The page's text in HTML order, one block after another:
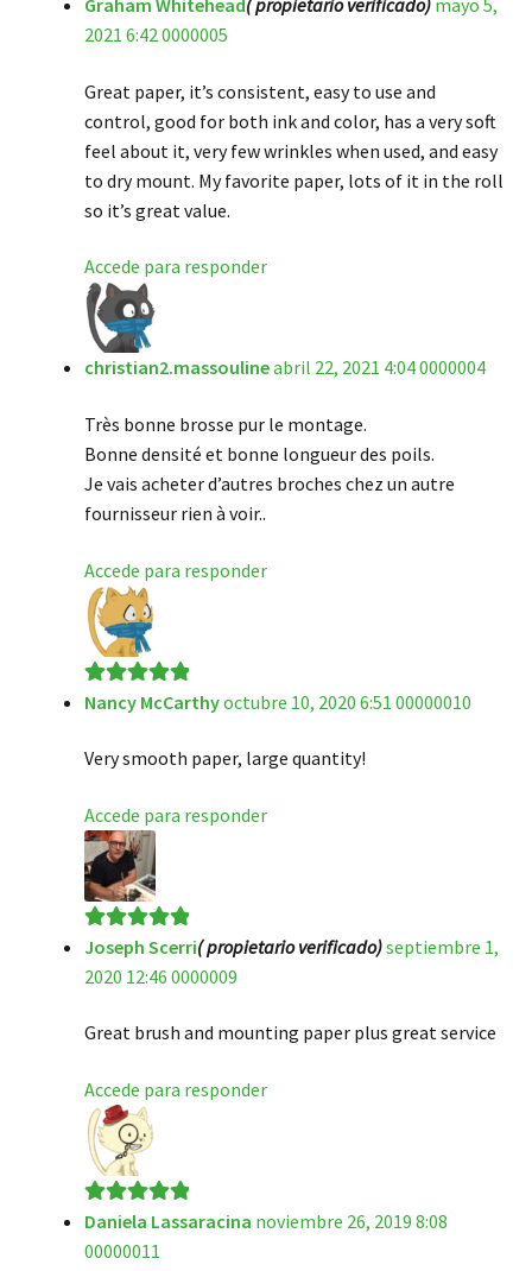
Graham Whitehead( propietario verificado) mayo 5,
2021 6:42 0000005
Great paper, it’s consistent, easy to use and
control, good for both ink and color, has a very soft
feel about it, very few wrinkles when used, and easy
to dry mount. My favorite paper, lots of it in the roll
so it’s great value.
Accede para responder
christian2.massoulineabril 22, 2021 4:04 0000004
Très bonne brosse pur le montage.
Bonne densité et bonne longueur des poils.
Je vais acheter d’autres broches chez un autre
fournisseur rien à voir..
Accede para responder
Valorado en5
Nancy McCarthyoctubre 10, 2020 6:51 00000010
Very smooth paper, large quantity!
Accede para responder
Valorado en5
de 5
Joseph Scerri( propietario verificado)septiembre 1,
2020 12:46 0000009
Great brush and mounting paper plus great service
Accede para responder
Valorado en5
de 5
Daniela Lassaracina noviembre 26, 2019 8:08
00000011